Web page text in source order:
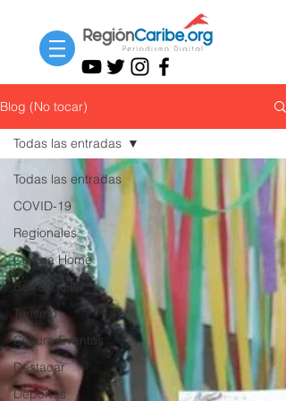
Blog (No tocar)
Todas las entradas
COVID-19
Regionales
Cultura Home
Barranquilla
Turismo
Cultura Eventos
Destacar
Deportes
Todas las entradas